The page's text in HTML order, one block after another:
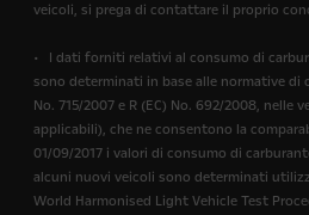
veicoli, si prega di contattare il proprio
• I dati forniti relativi al consumo di
sono determinati in base alle normative di
No. 715/2007 e R (EC) No. 692/2008, nelle
applicabili), che ne consentono la
01/09/2017 i valori di consumo di
alcuni nuovi veicoli sono determinati
World Harmonised Light Vehicle Test